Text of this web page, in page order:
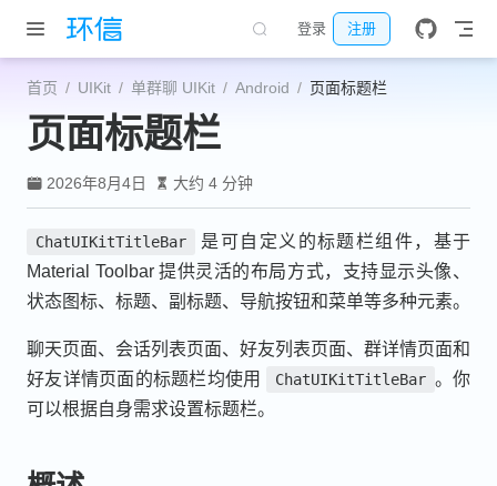
跳至主要內容
登录 注册
首页 UIKit 单群聊 UIKit Android 页面标题栏
页面标题栏
2026年8月4日 大约 4 分钟
ChatUIKitTitleBar
是可自定义的标题栏组件，基于
Material Toolbar 提供灵活的布局方式，支持显示头像、
状态图标、标题、副标题、导航按钮和菜单等多种元素。
聊天页面、会话列表页面、好友列表页面、群详情页面和
好友详情页面的标题栏均使用
ChatUIKitTitleBar 。你
可以根据自身需求设置标题栏。